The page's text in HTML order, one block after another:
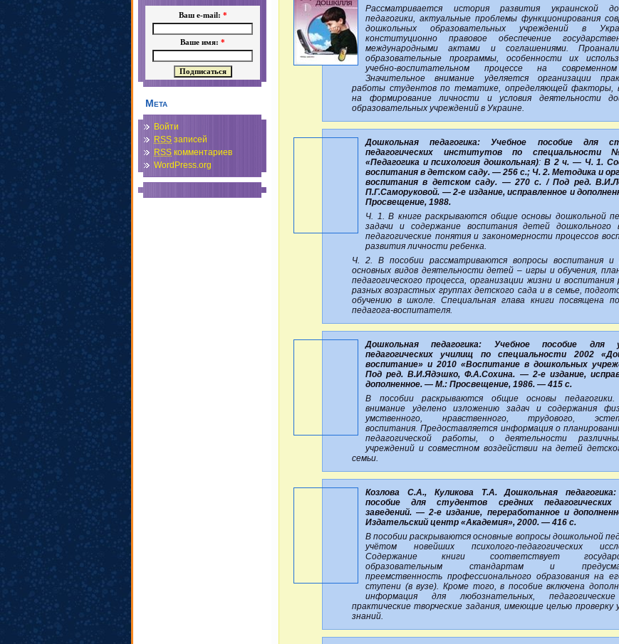
Ваш e-mail: *
Ваше имя: *
Мета
Войти
RSS записей
RSS комментариев
WordPress.org
Рассматривается история развития украинской
педагогики, актуальные проблемы функционирования
дошкольных образовательных учреждений в
конституционно правовое обеспечение
международными актами и соглашениями.
образовательные программы, особенности их
учебно-воспитательном процессе на
Значительное внимание уделяется организации
работы студентов по тематике, определяющей факторы,
на формирование личности и условия деятельности
образовательных учреждений в Украине.
Дошкольная педагогика: Учебное пособие для
педагогических институтов по
«Педагогика и психология дошкольная): В 2 ч. — Ч. 1.
воспитания в детском саду. — 256 с.; Ч. 2. Методика и
воспитания в детском саду. — 270 с. / Под ред.
П.Г.Саморуковой. — 2-е издание, исправленное и
Просвещение, 1988.
Ч. 1. В книге раскрываются общие основы дошкольной
задачи и содержание воспитания детей дошкольного
педагогические понятия и закономерности процессов
развития личности ребенка.
Ч. 2. В пособии рассматриваются вопросы воспитания и
основных видов деятельности детей – игры и обучения,
педагогического процесса, организации жизни и воспитания
разных возрастных группах детского сада и в семье,
обучению в школе. Специальная глава книги посвящена
педагога-воспитателя.
Дошкольная педагогика: Учебное пособие для
педагогических училищ по специальности 2002
воспитание» и 2010 «Воспитание в дошкольных
Под ред. В.И.Ядэшко, Ф.А.Сохина. — 2-е издание,
дополненное. — М.: Просвещение, 1986. — 415 с.
В пособии раскрываются общие основы
внимание уделено изложению задач и содержания
умственного, нравственного, трудового,
воспитания. Предоставляется информация о
педагогической работы, о деятельности
учреждений и совместном воздействии на детей
семьи.
Козлова С.А., Куликова Т.А. Дошкольная
пособие для студентов средних педагогических
заведений. — 2-е издание, переработанное и
Издательский центр «Академия», 2000. — 416 с.
В пособии раскрываются основные вопросы дошкольной
учётом новейших психолого-педагогических
Содержание книги соответствует
образовательным стандартам и
преемственность профессионального образования на
ступени (в вузе). Кроме того, в пособие включена
информация для любознательных, педагогические
практические творческие задания, имеющие целью проверку
знаний.